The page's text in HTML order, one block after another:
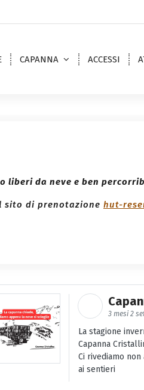
CAPANNA ACCESSI
liberi da neve e ben
sito di prenotazione hut-
3 mesi 2
La stagione
Capanna
Ci rivediamo
ai sentieri